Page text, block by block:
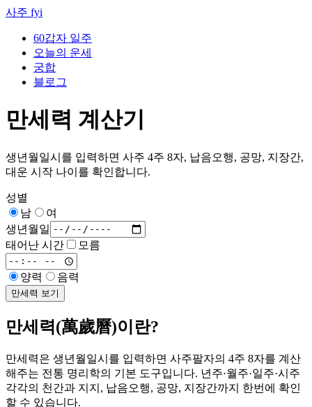
사주 fyi
60갑자 일주
오늘의 운세
궁합
블로그
만세력 계산기
생년월일시를 입력하면 사주 4주 8자, 납음오행, 공망, 지장간,
대운 시작 나이를 확인합니다.
성별
남
여
생년월일
태어난 시간
모름
양력 음력
만세력 보기
만세력(萬歲曆)이란?
만세력은 생년월일시를 입력하면 사주팔자의 4주 8자를 계산
해주는 전통 명리학의 기본 도구입니다. 년주·월주·일주·시주
각각의 천간과 지지, 납음오행, 공망, 지장간까지 한번에 확인
할 수 있습니다.